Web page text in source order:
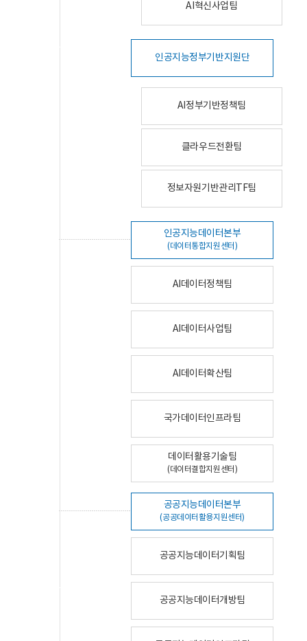
AI혁신사업팀
인공지능정부기반지원단
AI정부기반정책팀
클라우드전환팀
정보자원기반관리TF팀
인공지능데이터본부
(데이터통합지원센터)
AI데이터정책팀
AI데이터사업팀
AI데이터확산팀
국가데이터인프라팀
데이터활용기술팀
(데이터결합지원센터)
공공지능데이터본부
(공공데이터활용지원센터)
공공지능데이터기획팀
공공지능데이터개방팀